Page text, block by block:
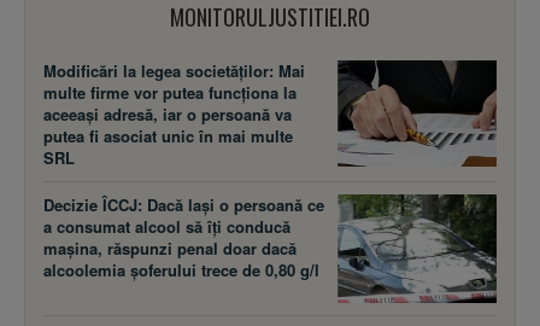
MONITORULJUSTITIEI.RO
Modificări la legea societăţilor: Mai
multe firme vor putea funcţiona la
aceeaşi adresă, iar o persoană va
putea fi asociat unic în mai multe
SRL
Decizie ÎCCJ: Dacă laşi o persoană ce
a consumat alcool să îţi conducă
maşina, răspunzi penal doar dacă
alcoolemia şoferului trece de 0,80 g/l